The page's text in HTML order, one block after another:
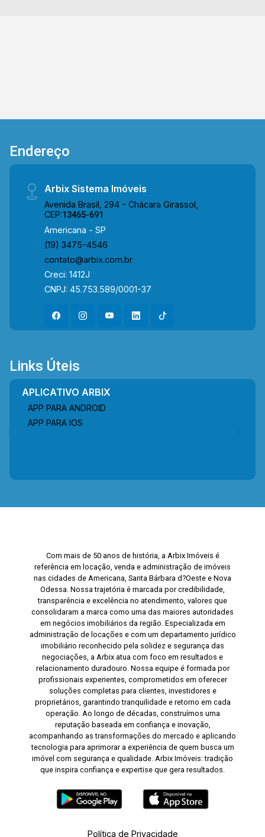
Endereço
Arbix Sistema Imóveis
Avenida Brasil, 294 - Chácara Girassol,
CEP:13465-691
Americana - SP
(19) 3475-4546
contato@arbix.com.br
Creci: 1412J
CNPJ: 45.753.589/0001-37
Links Úteis
APLICATIVO ARBIX
APP PARA ANDROID
APP PARA IOS
Com mais de 50 anos de história, a Arbix Imóveis é
referência em locação, venda e administração de imóveis
nas cidades de Americana, Santa Bárbara d?Oeste e Nova
Odessa. Nossa trajetória é marcada por credibilidade,
transparência e excelência no atendimento, valores que
consolidaram a marca como uma das maiores autoridades
em negócios imobiliários da região. Especializada em
administração de locações e com um departamento jurídico
imobiliário reconhecido pela solidez e segurança das
negociações, a Arbix atua com foco em resultados e
relacionamento duradouro. Nossa equipe é formada por
profissionais experientes, comprometidos em oferecer
soluções completas para clientes, investidores e
proprietários, garantindo tranquilidade e retorno em cada
operação. Ao longo de décadas, construímos uma
reputação baseada em confiança e inovação,
acompanhando as transformações do mercado e aplicando
tecnologia para aprimorar a experiência de quem busca um
imóvel com segurança e qualidade. Arbix Imóveis: tradição
que inspira confiança e expertise que gera resultados.
Política de Privacidade